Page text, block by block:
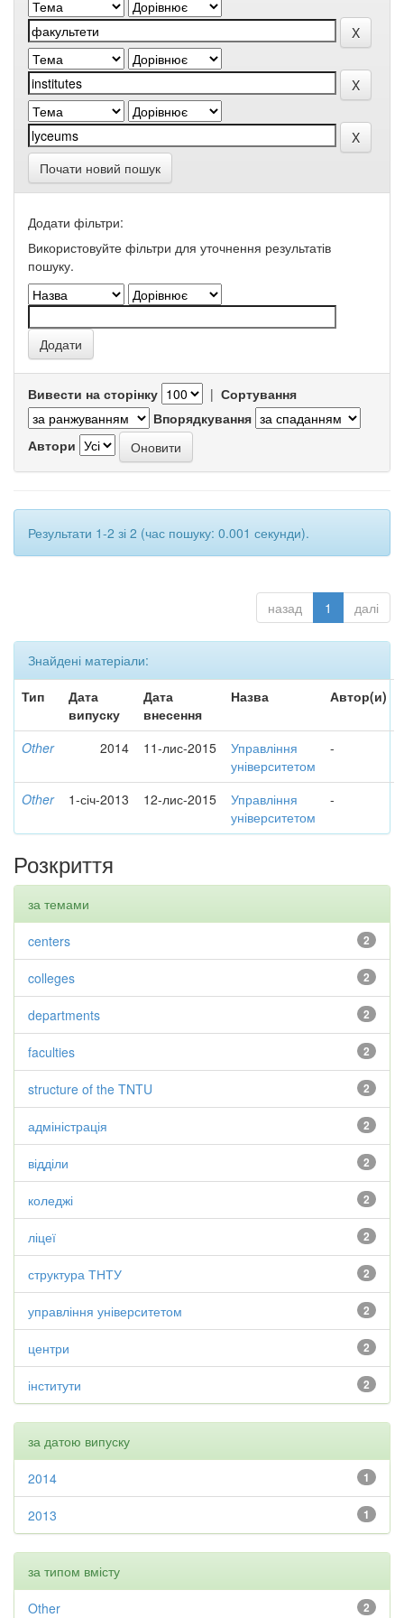
Почати новий пошук
Додати фільтри:
Використовуйте фільтри для уточнення результатів
пошуку.
Вивести на сторінку | Сортування
Впорядкування
Автори
Результати 1-2 зі 2 (час пошуку: 0.001 секунди).
назад 1 далі
Знайдені матеріали:
Тип
Дата
випуску
Дата
внесення
Назва Автор(и)
Other 2014 11-лис-2015
Управління
університетом
-
Other 1-січ-2013 12-лис-2015
Управління
університетом
-
Розкриття
за темами
2
centers
2
colleges
2
departments
2
faculties
2
structure of the TNTU
2
адміністрація
2
відділи
2
коледжі
2
ліцеї
2
структура ТНТУ
2
управління університетом
2
центри
2
інститути
за датою випуску
1
2014
1
2013
за типом вмісту
2
Other